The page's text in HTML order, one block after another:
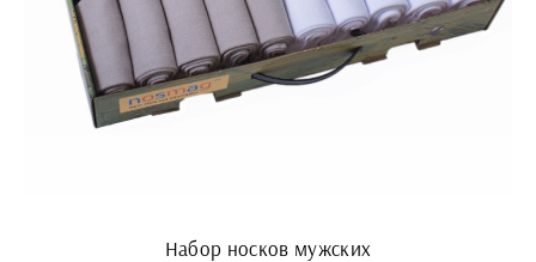
Набор носков мужских